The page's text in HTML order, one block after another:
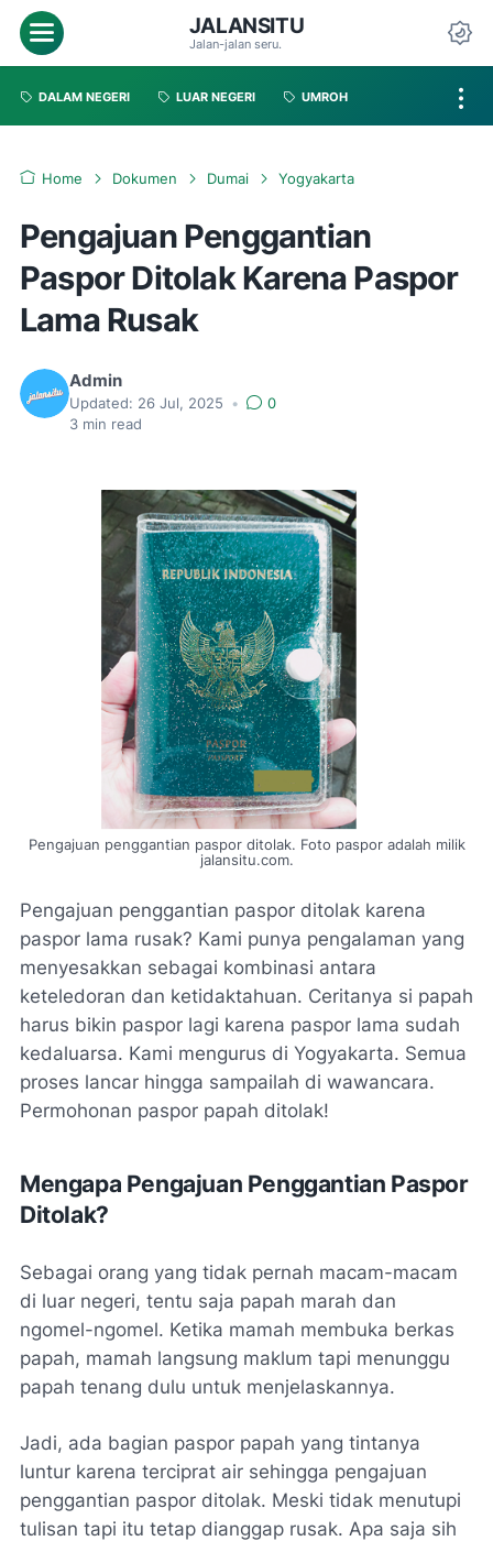
JALANSITU
Jalan-jalan seru.
DALAM NEGERI LUAR NEGERI UMROH
Home Dokumen Dumai Yogyakarta
Pengajuan Penggantian
Paspor Ditolak Karena Paspor
Lama Rusak
Admin
Updated: 26 Jul, 2025 •
0
3 min read
Pengajuan penggantian paspor ditolak. Foto paspor adalah milik
jalansitu.com.
Pengajuan penggantian paspor ditolak karena
paspor lama rusak? Kami punya pengalaman yang
menyesakkan sebagai kombinasi antara
keteledoran dan ketidaktahuan. Ceritanya si papah
harus bikin paspor lagi karena paspor lama sudah
kedaluarsa. Kami mengurus di Yogyakarta. Semua
proses lancar hingga sampailah di wawancara.
Permohonan paspor papah ditolak!
Mengapa Pengajuan Penggantian Paspor
Ditolak?
Sebagai orang yang tidak pernah macam-macam
di luar negeri, tentu saja papah marah dan
ngomel-ngomel. Ketika mamah membuka berkas
papah, mamah langsung maklum tapi menunggu
papah tenang dulu untuk menjelaskannya.
Jadi, ada bagian paspor papah yang tintanya
luntur karena terciprat air sehingga pengajuan
penggantian paspor ditolak. Meski tidak menutupi
tulisan tapi itu tetap dianggap rusak. Apa saja sih